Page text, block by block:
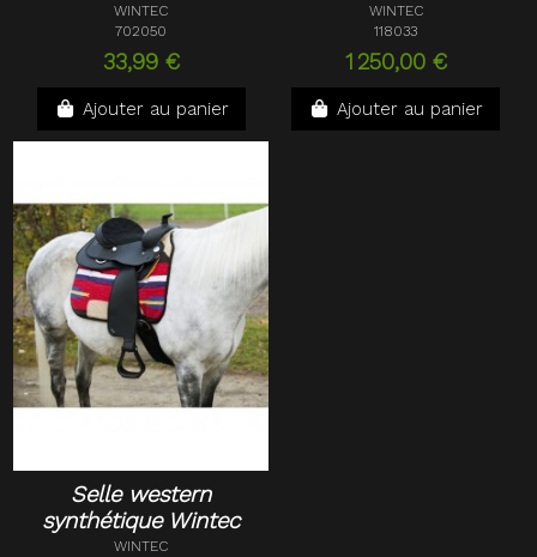
WINTEC
702050
33,99 €
Ajouter au panier
WINTEC
118033
1 250,00 €
Ajouter au panier
Selle western
synthétique Wintec
WINTEC